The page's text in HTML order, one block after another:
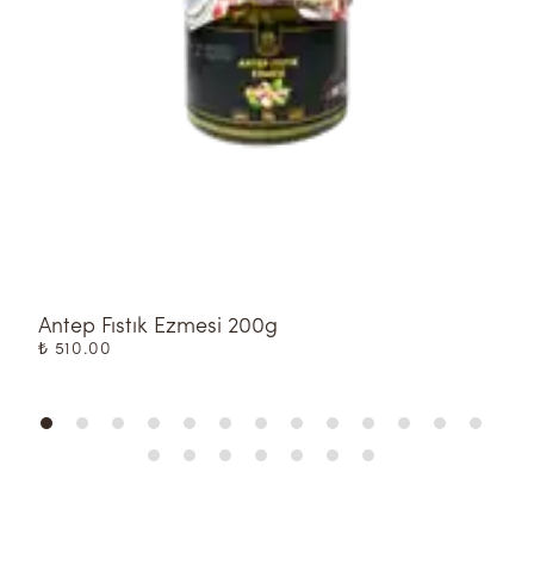
Antep Fıstık Ezmesi 200g
₺ 510.00